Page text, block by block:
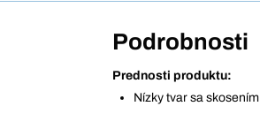
Podrobnosti
Prednosti produktu:
Nízky tvar sa skosením